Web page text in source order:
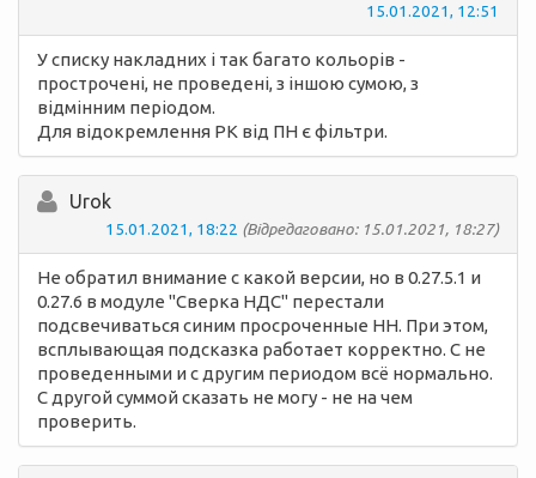
15.01.2021, 12:51
У списку накладних і так багато кольорів -
прострочені, не проведені, з іншою сумою, з
відмінним періодом.
Для відокремлення РК від ПН є фільтри.
Urok
15.01.2021, 18:22 (Відредаговано: 15.01.2021, 18:27)
Не обратил внимание с какой версии, но в 0.27.5.1 и
0.27.6 в модуле "Сверка НДС" перестали
подсвечиваться синим просроченные НН. При этом,
всплывающая подсказка работает корректно. С не
проведенными и с другим периодом всё нормально.
С другой суммой сказать не могу - не на чем
проверить.